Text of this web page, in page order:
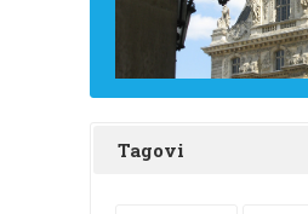
Tagovi